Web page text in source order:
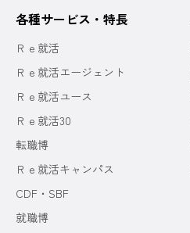
各種サービス・特長
Ｒｅ就活
Ｒｅ就活エージェント
Ｒｅ就活ユース
Ｒｅ就活30
転職博
Ｒｅ就活キャンパス
CDF・SBF
就職博